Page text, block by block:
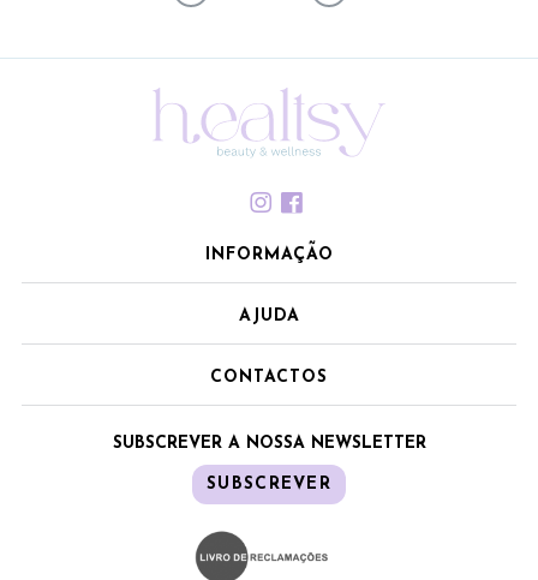
INFORMAÇÃO
AJUDA
CONTACTOS
SUBSCREVER A NOSSA NEWSLETTER
SUBSCREVER